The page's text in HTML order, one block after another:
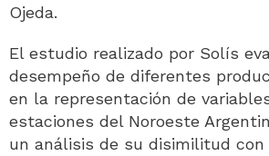
Ojeda.
El estudio realizado por Solís
desempeño de diferentes
en la representación de
estaciones del Noroeste
un análisis de su disimilitud